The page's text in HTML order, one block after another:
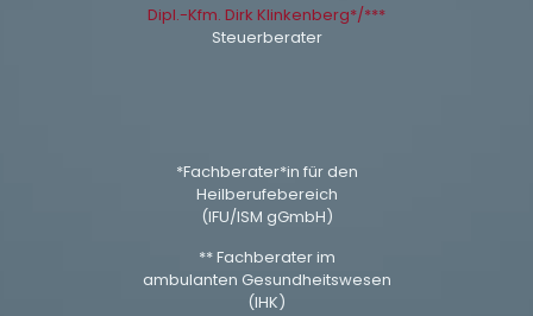
Dipl.-Kfm. Dirk Klinkenberg*/***
Steuerberater
*Fachberater*in für den
Heilberufebereich
(IFU/ISM gGmbH)
** Fachberater im
ambulanten Gesundheitswesen
(IHK)